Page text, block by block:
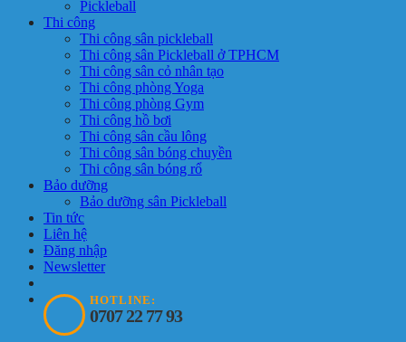
Pickleball
Thi công
Thi công sân pickleball
Thi công sân Pickleball ở TPHCM
Thi công sân cỏ nhân tạo
Thi công phòng Yoga
Thi công phòng Gym
Thi công hồ bơi
Thi công sân cầu lông
Thi công sân bóng chuyền
Thi công sân bóng rổ
Bảo dưỡng
Bảo dưỡng sân Pickleball
Tin tức
Liên hệ
Đăng nhập
Newsletter
HOTLINE:
0707 22 77 93